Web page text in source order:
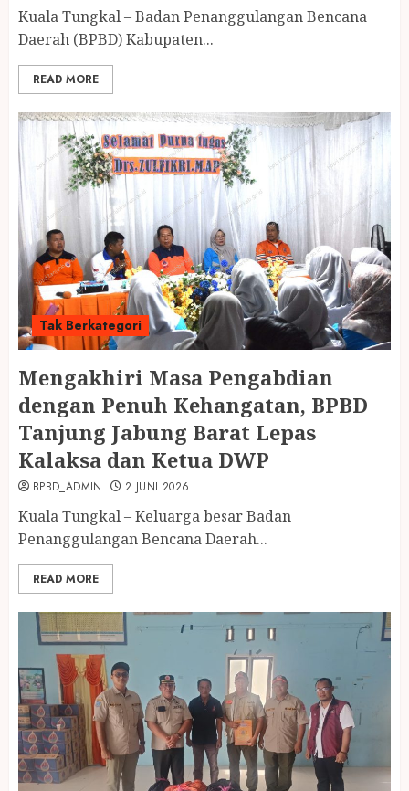
Kuala Tungkal – Badan Penanggulangan Bencana
Daerah (BPBD) Kabupaten...
READ MORE
Tak Berkategori
Mengakhiri Masa Pengabdian
dengan Penuh Kehangatan, BPBD
Tanjung Jabung Barat Lepas
Kalaksa dan Ketua DWP
BPBD_ADMIN 2 JUNI 2026
Kuala Tungkal – Keluarga besar Badan
Penanggulangan Bencana Daerah...
READ MORE